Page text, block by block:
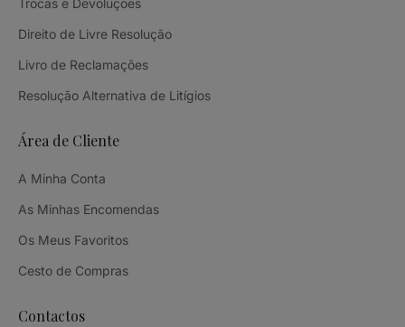
Direito de Livre Resolução
Livro de Reclamações
Resolução Alternativa de Litígios
Área de Cliente
A Minha Conta
As Minhas Encomendas
Os Meus Favoritos
Cesto de Compras
Contactos